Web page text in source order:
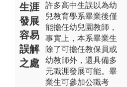
生涯
發展
容易
誤解
之處
許多高中生誤以為幼
兒教育學系畢業後僅
能擔任幼兒園教師，
事實上，本系畢業生
除了可擔任教保員或
幼教師外，還具備多
元職涯發展可能。畢
業生可參加公職考